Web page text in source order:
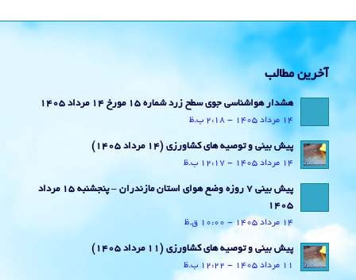
آخرین مطالب
هشدار هواشناسی جوی سطح زرد شماره 15 مورخ 14 مرداد 1405
14 مرداد 1405 - 2:18 ب.ظ
پیش بینی و توصیه های کشاورزی (14 مرداد ۱۴۰۵)
14 مرداد 1405 - 12:17 ب.ظ
پیش بینی 7 روزه وضع هوای استان مازندران – پنجشنبه 15 مرداد
1405
14 مرداد 1405 - 10:00 ق.ظ
پیش بینی و توصیه های کشاورزی (11 مرداد ۱۴۰۵)
11 مرداد 1405 - 12:22 ب.ظ